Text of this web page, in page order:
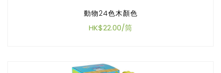
動物24色木顏色
HK$22.00/筒